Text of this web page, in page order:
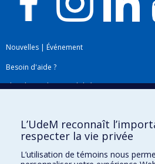
Nouvelles | Événement
Besoin d'aide ?
Plan du site|Accessibilité
L’UdeM reconnaît
respecter la vie privée
L’utilisation de témoins nous